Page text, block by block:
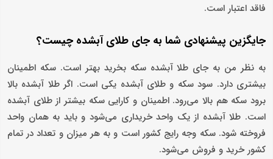
فاقد اعتبار است.
جایگزین پیشنهادی شما به جای طلای آبشده چیست؟
به نظر من به جای طلا آبشده سکه بخرید بهتر است. سکه اطمینان
بیشتری دارد. سود سکه و طلای آبشده یکی است. اگر طلا آبشده بالا
برود سکه هم بالا می‌رود. اطمینان و کارایی سکه بیشتر از طلای آبشده
است. طلا آبشده از یک واحد خریداری می‌شود و باید به همان واحد
فروخته شود. سکه وجه رایج کشور است و به هر میزان و تعداد در تمام
کشور خرید و فروش می‌شود.